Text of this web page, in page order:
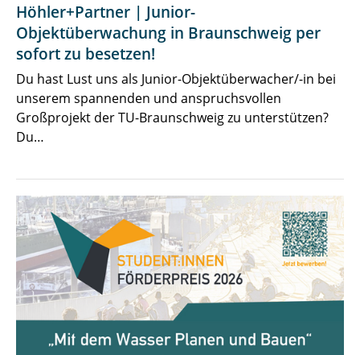
Höhler+Partner | Junior-
Objektüberwachung in Braunschweig per
sofort zu besetzen!
Du hast Lust uns als Junior-Objektüberwacher/-in bei
unserem spannenden und anspruchsvollen
Großprojekt der TU-Braunschweig zu unterstützen?
Du…